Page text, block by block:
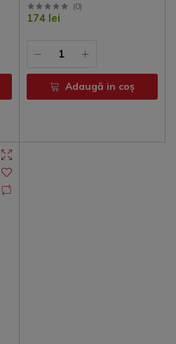
(0)
174 lei
Adaugă in coş